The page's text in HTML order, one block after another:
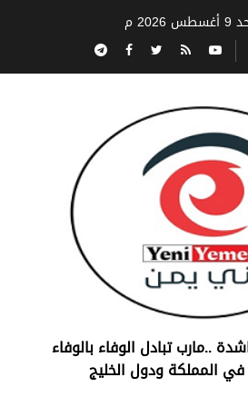
م
..مارب ‏تبادل الوفاء بالوفاء
المملكة ودول الخليج